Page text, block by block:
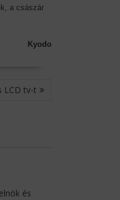
a császár
Kyodo
LCD tv-t
és